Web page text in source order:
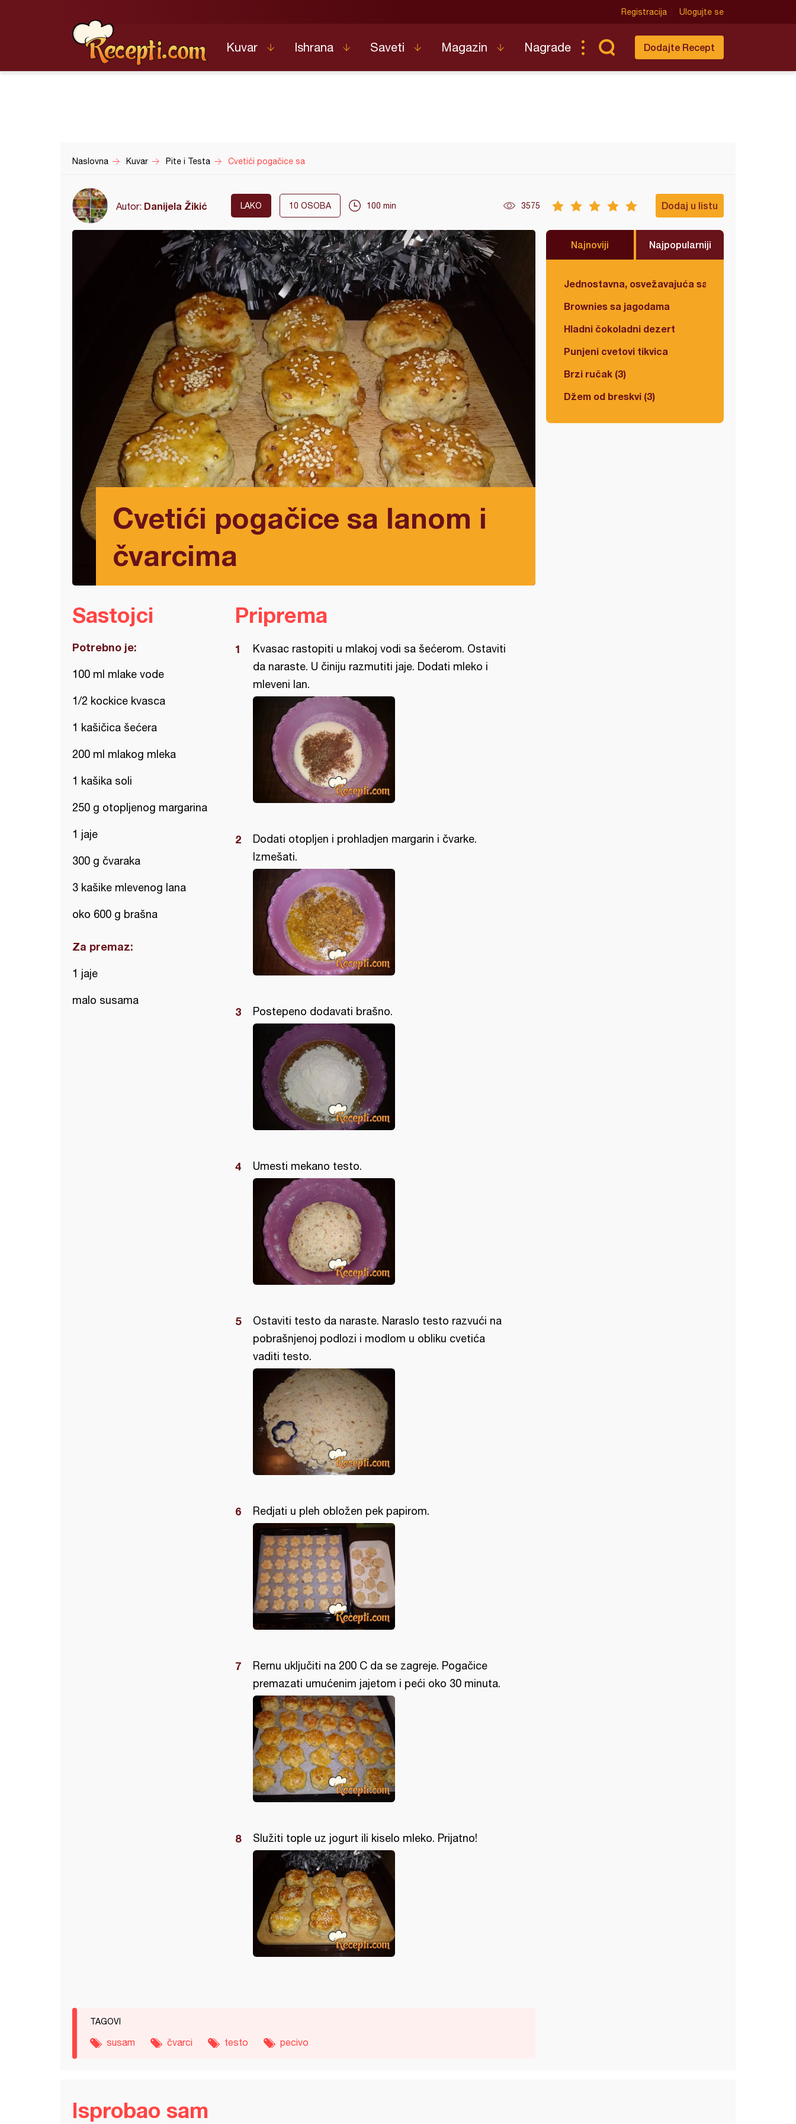
Registracija Ulogujte se
Kuvar Ishrana Saveti Magazin Nagrade Dodajte Recept
Naslovna Kuvar Pite i Testa Cvetići pogačice sa
Autor: Danijela Žikić LAKO 10 OSOBA 100 min 3575 Dodaj u listu
Cvetići pogačice sa lanom i
čvarcima
Najnoviji Najpopularniji
Jednostavna, osvežavajuća salata
Brownies sa jagodama
Hladni čokoladni dezert
Punjeni cvetovi tikvica
Brzi ručak (3)
Džem od breskvi (3)
Sastojci
Potrebno je:
100 ml mlake vode
1/2 kockice kvasca
1 kašičica šećera
200 ml mlakog mleka
1 kašika soli
250 g otopljenog margarina
1 jaje
300 g čvaraka
3 kašike mlevenog lana
oko 600 g brašna
Za premaz:
1 jaje
malo susama
Priprema
Kvasac rastopiti u mlakoj vodi sa šećerom. Ostaviti
da naraste. U činiju razmutiti jaje. Dodati mleko i
mleveni lan.
Dodati otopljen i prohladjen margarin i čvarke.
Izmešati.
Postepeno dodavati brašno.
Umesti mekano testo.
Ostaviti testo da naraste. Naraslo testo razvući na
pobrašnjenoj podlozi i modlom u obliku cvetića
vaditi testo.
Redjati u pleh obložen pek papirom.
Rernu uključiti na 200 C da se zagreje. Pogačice
premazati umućenim jajetom i peći oko 30 minuta.
Služiti tople uz jogurt ili kiselo mleko. Prijatno!
TAGOVI
susam čvarci testo pecivo
Isprobao sam